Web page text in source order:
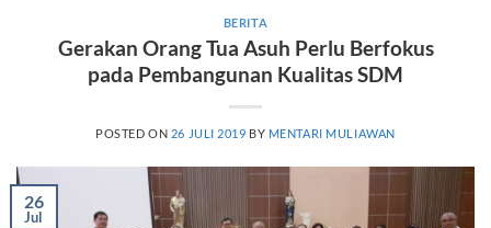
BERITA
Gerakan Orang Tua Asuh Perlu Berfokus
pada Pembangunan Kualitas SDM
POSTED ON 26 JULI 2019 BY MENTARI MULIAWAN
26
Jul